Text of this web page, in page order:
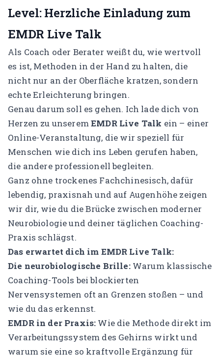
Level: Herzliche Einladung zum
EMDR Live Talk
Als Coach oder Berater weißt du, wie wertvoll
es ist, Methoden in der Hand zu halten, die
nicht nur an der Oberfläche kratzen, sondern
echte Erleichterung bringen.
Genau darum soll es gehen. Ich lade dich von
Herzen zu unseremEMDR Live Talk ein – einer
Online-Veranstaltung, die wir speziell für
Menschen wie dich ins Leben gerufen haben,
die andere professionell begleiten.
Ganz ohne trockenes Fachchinesisch, dafür
lebendig, praxisnah und auf Augenhöhe zeigen
wir dir, wie du die Brücke zwischen moderner
Neurobiologie und deiner täglichen Coaching-
Praxis schlägst.
Das erwartet dich im EMDR Live Talk:
Die neurobiologische Brille:Warum klassische
Coaching-Tools bei blockierten
Nervensystemen oft an Grenzen stoßen – und
wie du das erkennst.
EMDR in der Praxis: Wie die Methode direkt im
Verarbeitungssystem des Gehirns wirkt und
warum sie eine so kraftvolle Ergänzung für